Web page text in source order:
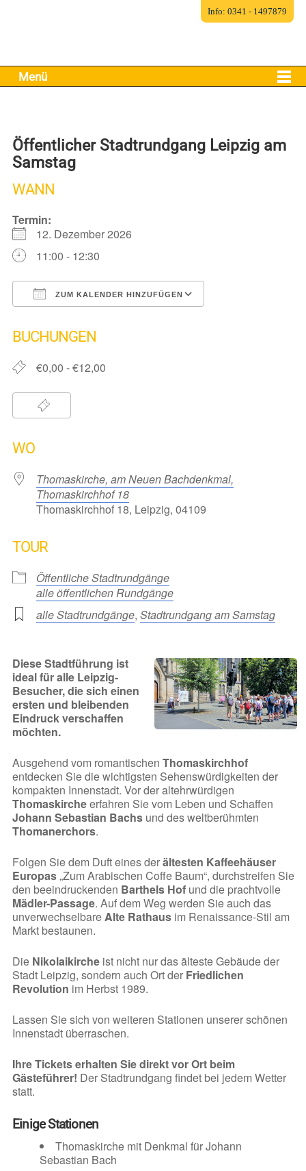
Menü
Öffentlicher Stadtrundgang Leipzig am
Samstag
WANN
Termin:
12. Dezember 2026
11:00 - 12:30
ZUM KALENDER HINZUFÜGEN
BUCHUNGEN
€0,00 - €12,00
WO
Thomaskirche, am Neuen Bachdenkmal,
Thomaskirchhof 18
Thomaskirchhof 18, Leipzig, 04109
TOUR
Öffentliche Stadtrundgänge
alle öffentlichen Rundgänge
alle Stadtrundgänge, Stadtrundgang am Samstag
Diese Stadtführung ist
ideal für alle Leipzig-
Besucher, die sich einen
ersten und bleibenden
Eindruck verschaffen
möchten.
Ausgehend vom romantischen Thomaskirchhof
entdecken Sie die wichtigsten Sehenswürdigkeiten der
kompakten Innenstadt. Vor der altehrwürdigen
Thomaskircheerfahren Sie vom Leben und Schaffen
Johann Sebastian Bachsund des weltberühmten
Thomanerchors.
Folgen Sie dem Duft eines derältesten Kaffeehäuser
Europas„Zum Arabischen Coffe Baum“, durchstreifen Sie
den beeindruckenden Barthels Hofund die prachtvolle
Mädler-Passage. Auf dem Weg werden Sie auch das
unverwechselbareAlte Rathausim Renaissance-Stil am
Markt bestaunen.
Die Nikolaikircheist nicht nur das älteste Gebäude der
Stadt Leipzig, sondern auch Ort der Friedlichen
Revolution im Herbst 1989.
Lassen Sie sich von weiteren Stationen unserer schönen
Innenstadt überraschen.
Ihre Tickets erhalten Sie direkt vor Ort beim
Gästeführer! Der Stadtrundgang findet bei jedem Wetter
statt.
Einige Stationen
Thomaskirche mit Denkmal für Johann
Sebastian Bach
Info: 0341 - 1497879